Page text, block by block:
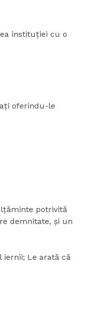
instituției cu o
oferindu-le
potrivită
demnitate, și un
Le arată că